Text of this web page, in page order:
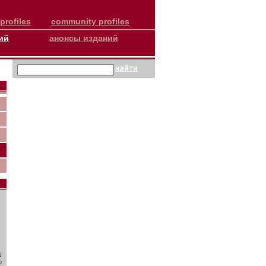
community profiles
анонсы изданий